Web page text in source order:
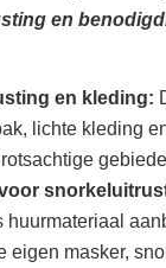
en
en kleding:
lichte kleding
huurmateriaal
eigen masker,